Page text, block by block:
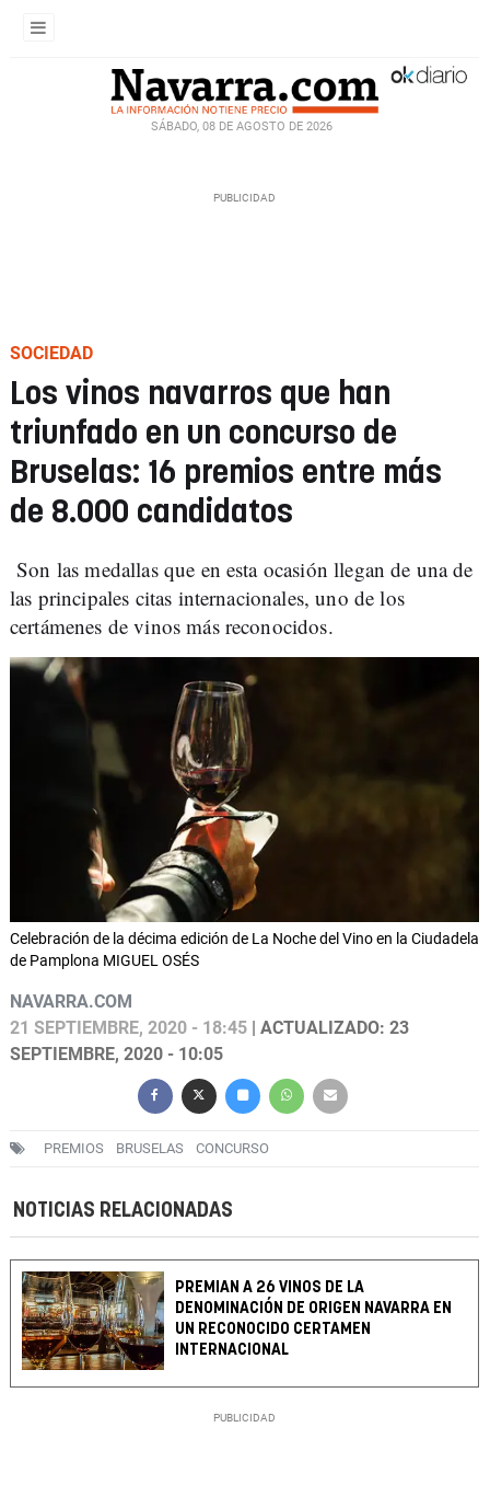
SÁBADO, 08 DE AGOSTO DE 2026
SOCIEDAD
Los vinos navarros que han
triunfado en un concurso de
Bruselas: 16 premios entre más
de 8.000 candidatos
Son las medallas que en esta ocasión llegan de una de
las principales citas internacionales, uno de los
certámenes de vinos más reconocidos.
Celebración de la décima edición de La Noche del Vino en la Ciudadela
de Pamplona MIGUEL OSÉS
NAVARRA.COM
21 SEPTIEMBRE, 2020 - 18:45 | ACTUALIZADO: 23
SEPTIEMBRE, 2020 - 10:05
PREMIOS BRUSELAS CONCURSO
NOTICIAS RELACIONADAS
PREMIAN A 26 VINOS DE LA
DENOMINACIÓN DE ORIGEN NAVARRA EN
UN RECONOCIDO CERTAMEN
INTERNACIONAL